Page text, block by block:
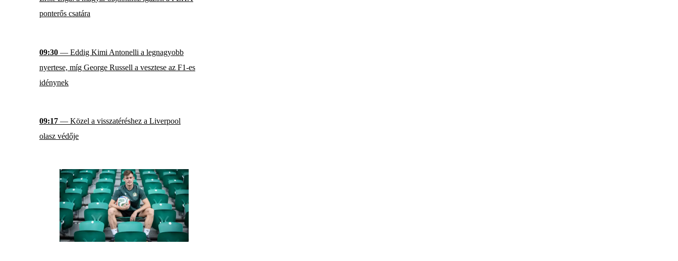
ponterős csatára
09:30 — Eddig Kimi Antonelli a legnagyobb
nyertese, míg George Russell a vesztese az F1-es
idénynek
09:17 — Közel a visszatéréshez a Liverpool
olasz védője